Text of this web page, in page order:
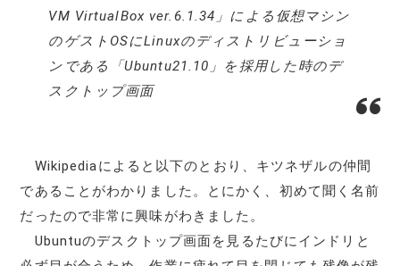
VM VirtualBox ver.6.1.34」による仮想マシン
のゲストOSにLinuxのディストリビューショ
ンである「Ubuntu21.10」を採用した時のデ
スクトップ画面
Wikipediaによると以下のとおり、キツネザルの仲間
であることがわかりました。とにかく、初めて聞く名前
だったので非常に興味がわきました。
Ubuntuのデスクトップ画面を見るたびにインドリと